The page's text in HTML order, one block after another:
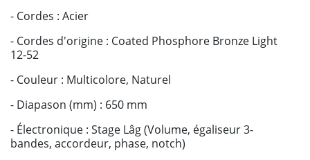
- Cordes : Acier
- Cordes d'origine : Coated Phosphore Bronze Light
12-52
- Couleur : Multicolore, Naturel
- Diapason (mm) : 650 mm
- Électronique : Stage Lâg (Volume, égaliseur 3-
bandes, accordeur, phase, notch)